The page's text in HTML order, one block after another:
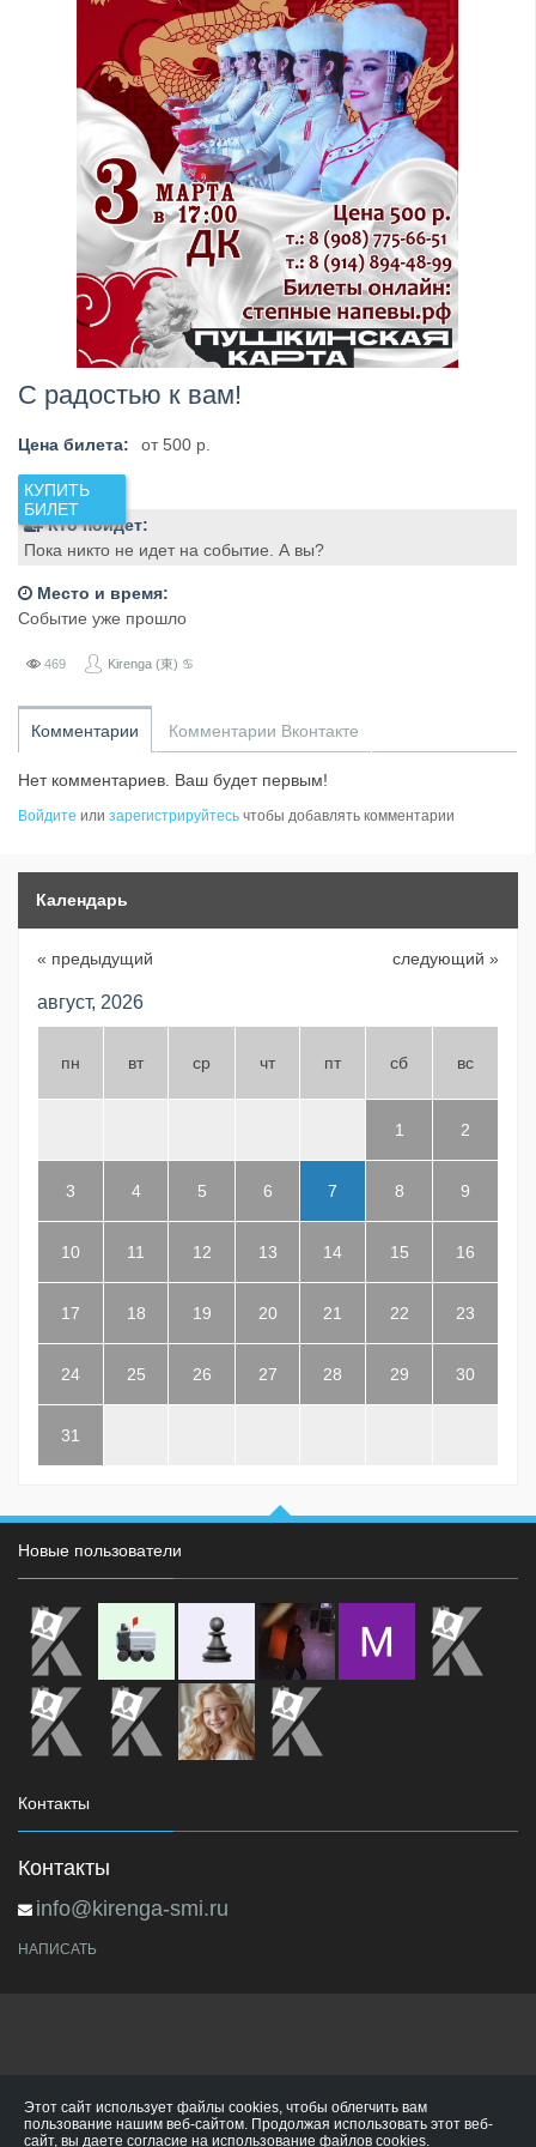
С радостью к вам!
Цена билета: от 500 р.
Кто пойдет:
Пока никто не идет на событие. А вы?
Место и время:
Событие уже прошло
469 Kirenga (東) ♋
Комментарии Комментарии Вконтакте
Нет комментариев. Ваш будет первым!
Войдите или зарегистрируйтесь чтобы добавлять комментарии
Календарь
« предыдущий следующий »
август, 2026
пн вт ср чт пт сб вс
1 2
3 4 5 6 7 8 9
10 11 12 13 14 15 16
17 18 19 20 21 22 23
24 25 26 27 28 29 30
31
Новые пользователи
Контакты
Контакты
info@kirenga-smi.ru
НАПИСАТЬ
Этот сайт использует файлы cookies, чтобы облегчить вам
пользование нашим веб-сайтом. Продолжая использовать этот веб-
сайт, вы даете согласие на использование файлов cookies.